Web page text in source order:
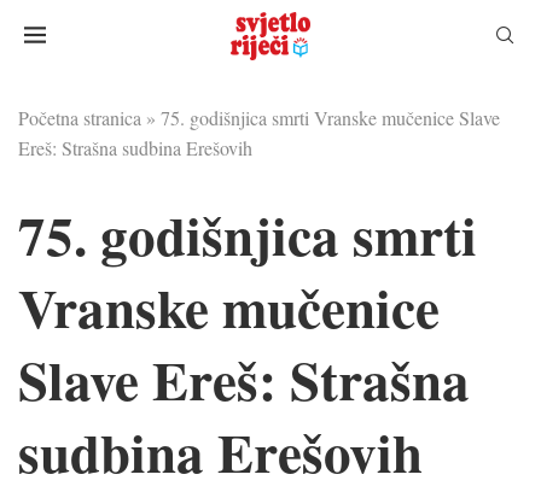
Početna stranica » 75. godišnjica smrti Vranske mučenice Slave
Ereš: Strašna sudbina Erešovih
75. godišnjica smrti
Vranske mučenice
Slave Ereš: Strašna
sudbina Erešovih